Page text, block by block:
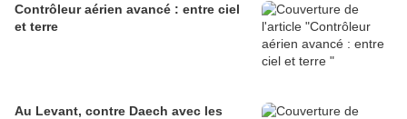
Contrôleur aérien avancé : entre ciel
et terre
Au Levant, contre Daech avec les